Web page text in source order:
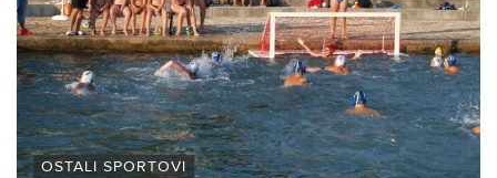
OSTALI SPORTOVI